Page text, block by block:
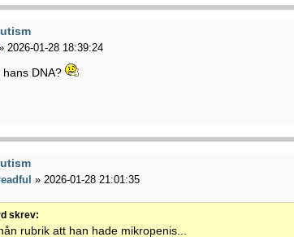
2026-01-28 18:39:24
hans DNA?
» 2026-01-28 21:01:35
skrev:
rubrik att han hade mikropenis...